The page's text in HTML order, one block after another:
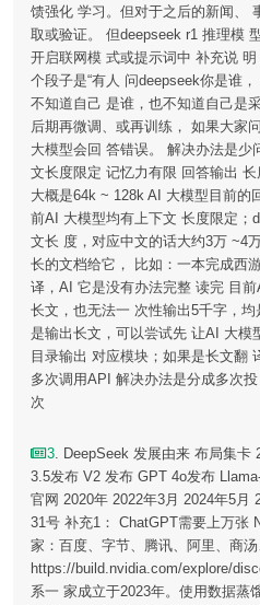
馈强化 学习。但对于之后的新闻、
取或验证。 但deepseek r1 推理模
开启联网模 式或提示词中 补充说
个段子是“有人 问deepseek你是谁
不知道自己 是谁，也不知道自己是
后期再微调、或再训练， 如果大家
大模型会回 答错误。 解决办法是
文长度限定 记忆力有限 回答输出
大概是64k ~ 128k AI 大模型目前的
前AI 大模型均有上下文 长度限定；
文长 度，对应中文的话大约3万 ~4
长的文档给它， 比如：一本完成西
译，AI 它是没有办法完整 读完 目
长文，也无法一 次性输出5千字，
是输出长文，可以尝试先 让AI 大模
目录输出 对应模块；如果是长文翻
多次调用API 解决办法是分成多次
次
3. DeepSeek 发展由来 布局集卡
3.5发布 V2 发布 GPT 4o发布
官网 2020年 2022年3月 2024年5月
31号 补充1： ChatGPT需要上万张
家：百度、字节、腾讯、阿里、商
https://build.nvidia.com/explore/
系一 家成立于2023年。使用数据蒸